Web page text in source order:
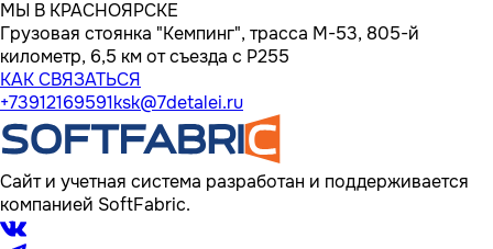
МЫ В КРАСНОЯРСКЕ
Грузовая стоянка "Кемпинг", трасса M-53, 805-й
километр, 6,5 км от съезда с Р255
КАК СВЯЗАТЬСЯ
+73912169591ksk@7detalei.ru
Сайт и учетная система разработан и поддерживается
компанией SoftFabric.